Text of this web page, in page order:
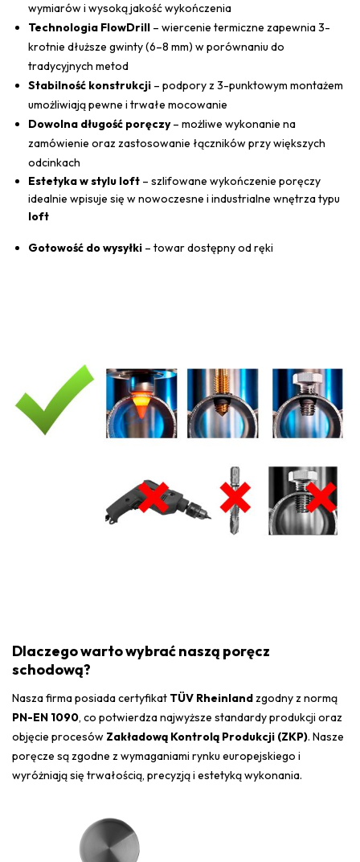
wymiarów i wysoką jakość wykończenia
Technologia FlowDrill – wiercenie termiczne zapewnia 3-
krotnie dłuższe gwinty (6–8 mm) w porównaniu do
tradycyjnych metod
Stabilność konstrukcji – podpory z 3-punktowym montażem
umożliwiają pewne i trwałe mocowanie
Dowolna długość poręczy– możliwe wykonanie na
zamówienie oraz zastosowanie łączników przy większych
odcinkach
Estetyka w stylu loft – szlifowane wykończenie poręczy
idealnie wpisuje się w nowoczesne i industrialne wnętrza typu
loft
Gotowość do wysyłki – towar dostępny od ręki
Dlaczego warto wybrać naszą poręcz
schodową?
Nasza firma posiada certyfikat TÜV Rheinlandzgodny z normą
PN-EN 1090, co potwierdza najwyższe standardy produkcji oraz
objęcie procesów Zakładową Kontrolą Produkcji (ZKP). Nasze
poręcze są zgodne z wymaganiami rynku europejskiego i
wyróżniają się trwałością, precyzją i estetyką wykonania.